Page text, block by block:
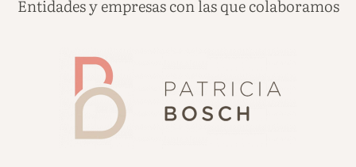
Entidades y empresas con las que colaboramos